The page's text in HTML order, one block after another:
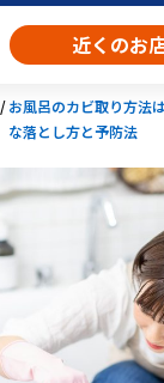
近くのお
お風呂のカビ取り方法
な落とし方と予防法